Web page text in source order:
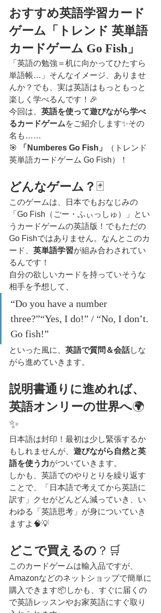
おすすめ英語学習カード
ゲーム「トレンド 英単語
カードゲーム Go Fish」
「英語の勉強＝机に向かってひたすら
単語帳…」そんなイメージ、ありませ
んか？でも、実は英語はもっともっと
楽しく学べるんです！🎉
今回は、 英語を使って遊びながら学べ
るカードゲームをご紹介します✨その
名も……
🎯
「Numberes Go Fish」
（トレンド
英単語カードゲーム Go Fish）！
どんなゲーム？ 🃏
このゲームは、日本でもおなじみの
「Go Fish（ごー・ふぃっしゅ）」とい
うカードゲームの英語版！でもただの
Go Fishではありません。なんとこのカ
ード、 英単語学習が組み合わされてい
るんです！
自分の欲しいカードを持っていそうな
相手を予想して、
“Do you have a number
three?”“Yes, I do!” / “No, I don’t.
Go fish!”
といった風に、 英語で質問＆会話しな
がら進めていきます。
説明書通りに進めれば、
英語オンリーの世界へ🌍
✨
日本語は封印！最初は少し緊張するか
もしれませんが、 遊びながら自然と英
語を使う力がついていきます。
しかも、英語でのやりとりを繰り返す
ことで、「日本語で考えてから英語に
訳す」クセがどんどん減っていき、い
わゆる「英語思考」が身についていき
ますよ🧠💡
どこで買えるの ？🛒
このカードゲームは輸入品ですが、
Amazonなどのネットショップで簡単に
購入できます📦しかも、すぐに届くの
で英語レッスンやお家英語にすぐ取り